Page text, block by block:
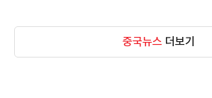
중국뉴스 더보기